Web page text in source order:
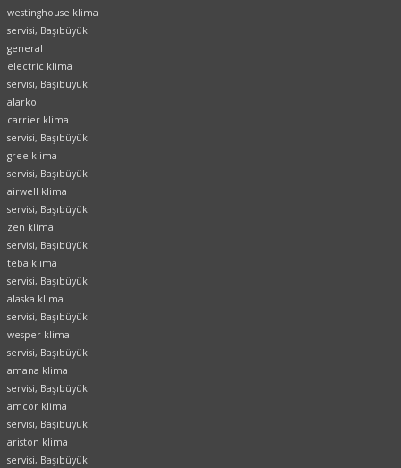
westinghouse klima
servisi, Başıbüyük
general
electric klima
servisi, Başıbüyük
alarko
carrier klima
servisi, Başıbüyük
gree klima
servisi, Başıbüyük
airwell klima
servisi, Başıbüyük
zen klima
servisi, Başıbüyük
teba klima
servisi, Başıbüyük
alaska klima
servisi, Başıbüyük
wesper klima
servisi, Başıbüyük
amana klima
servisi, Başıbüyük
amcor klima
servisi, Başıbüyük
ariston klima
servisi, Başıbüyük